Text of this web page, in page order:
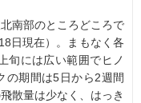
南部のところどころで
日現在）。まもなく各
旬には広い範囲でヒノ
の期間は5日から2週間
散量は少なく、はっき